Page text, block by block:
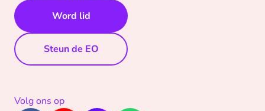
Word lid
Steun de EO
Volg ons op